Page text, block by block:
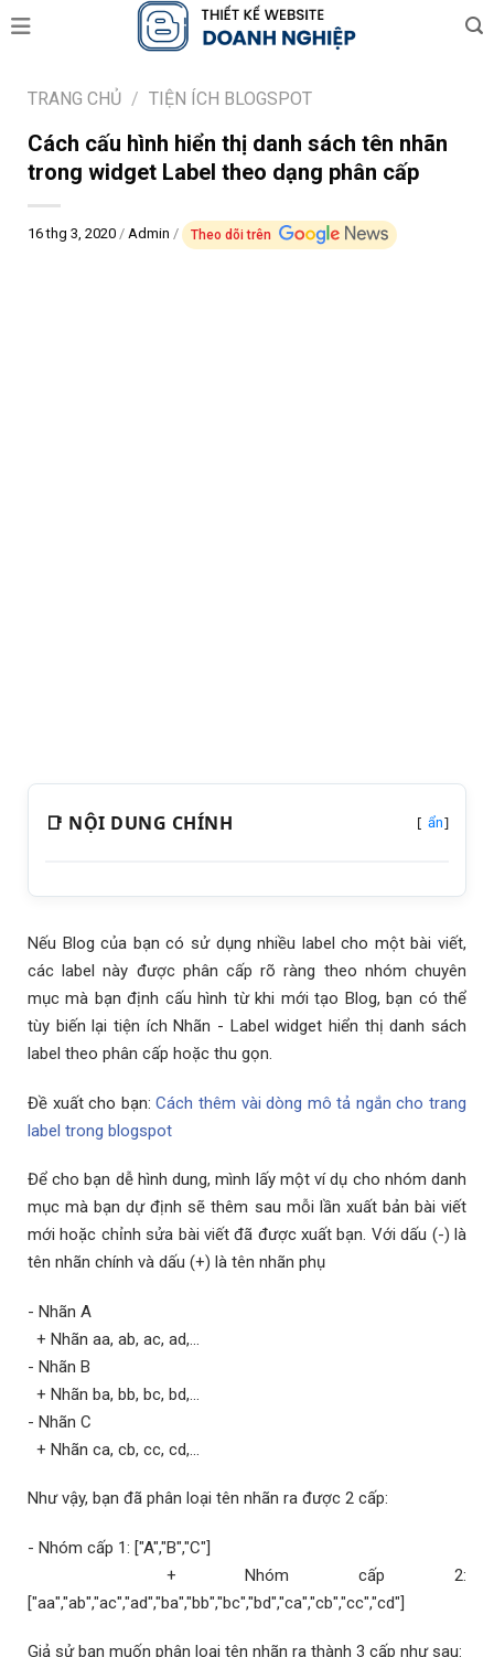
Skip
to
TRANG CHỦ / TIỆN ÍCH BLOGSPOT
Cách cấu hình hiển thị danh sách tên nhãn
trong widget Label theo dạng phân cấp
16 thg 3, 2020 / Admin / Theo dõi trên
📑 NỘI DUNG CHÍNH [ ẩn]
Nếu Blog của bạn có sử dụng nhiều label cho một bài viết,
các label này được phân cấp rõ ràng theo nhóm chuyên
mục mà bạn định cấu hình từ khi mới tạo Blog, bạn có thể
tùy biến lại tiện ích Nhãn - Label widget hiển thị danh sách
label theo phân cấp hoặc thu gọn.
Đề xuất cho bạn:Cách thêm vài dòng mô tả ngắn cho trang
label trong blogspot
Để cho bạn dễ hình dung, mình lấy một ví dụ cho nhóm danh
mục mà bạn dự định sẽ thêm sau mỗi lần xuất bản bài viết
mới hoặc chỉnh sửa bài viết đã được xuất bạn. Với dấu (-) là
tên nhãn chính và dấu (+) là tên nhãn phụ
- Nhãn A
+ Nhãn aa, ab, ac, ad,...
- Nhãn B
+ Nhãn ba, bb, bc, bd,...
- Nhãn C
+ Nhãn ca, cb, cc, cd,...
Như vậy, bạn đã phân loại tên nhãn ra được 2 cấp:
- Nhóm cấp 1: ["A","B","C"]
+ Nhóm cấp 2:
["aa","ab","ac","ad","ba","bb","bc","bd","ca","cb","cc","cd"]
Giả sử bạn muốn phân loại tên nhãn ra thành 3 cấp như sau: